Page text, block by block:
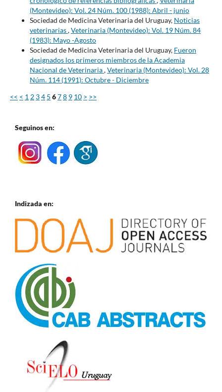
(Montevideo): Vol. 24 Núm. 100 (1988): Abril - junio
Sociedad de Medicina Veterinaria del Uruguay, Noticias
veterinarias,Veterinaria (Montevideo): Vol. 19 Núm. 84
(1983): Mayo -Agosto
Sociedad de Medicina Veterinaria del Uruguay, Fueron
designados los primeros miembros de la Academia
Nacional de Veterinaria,Veterinaria (Montevideo): Vol. 28
Núm. 114 (1991): Octubre - Diciembre
<< < 12 34 5 678 9 10 > >>
Seguinos en:
Indizada en: